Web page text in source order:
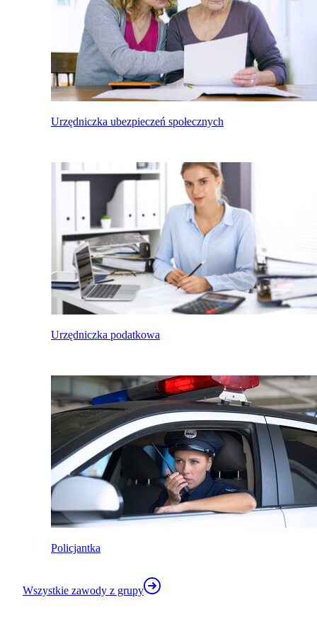
Urzędniczka ubezpieczeń społecznych
Urzędniczka podatkowa
Policjantka
Wszystkie zawody z grupy